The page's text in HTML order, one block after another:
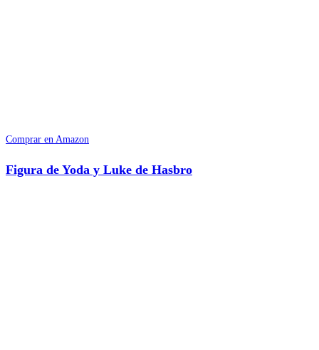
Comprar en Amazon
Figura de Yoda y Luke de Hasbro